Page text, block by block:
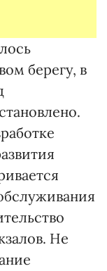
берегу, в
Не